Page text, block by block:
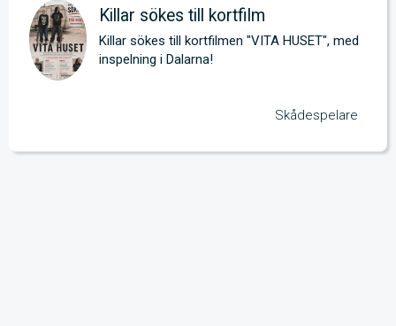
Killar sökes till kortfilm
Killar sökes till kortfilmen "VITA HUSET", med
inspelning i Dalarna!
Skådespelare